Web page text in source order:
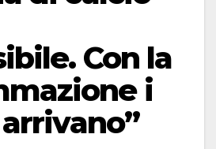
Con la
i